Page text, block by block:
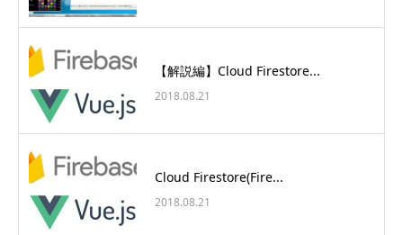
【解説編】Cloud Firestore...
2018.08.21
Cloud Firestore(Fire...
2018.08.21